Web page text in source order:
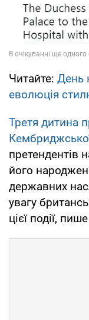
Читайте: День
еволюція
Третя дитина
претендентів
його
державних
увагу
цієї події, пише